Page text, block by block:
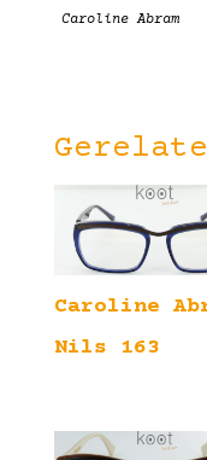
Caroline Abram
Caroline
Nils 163